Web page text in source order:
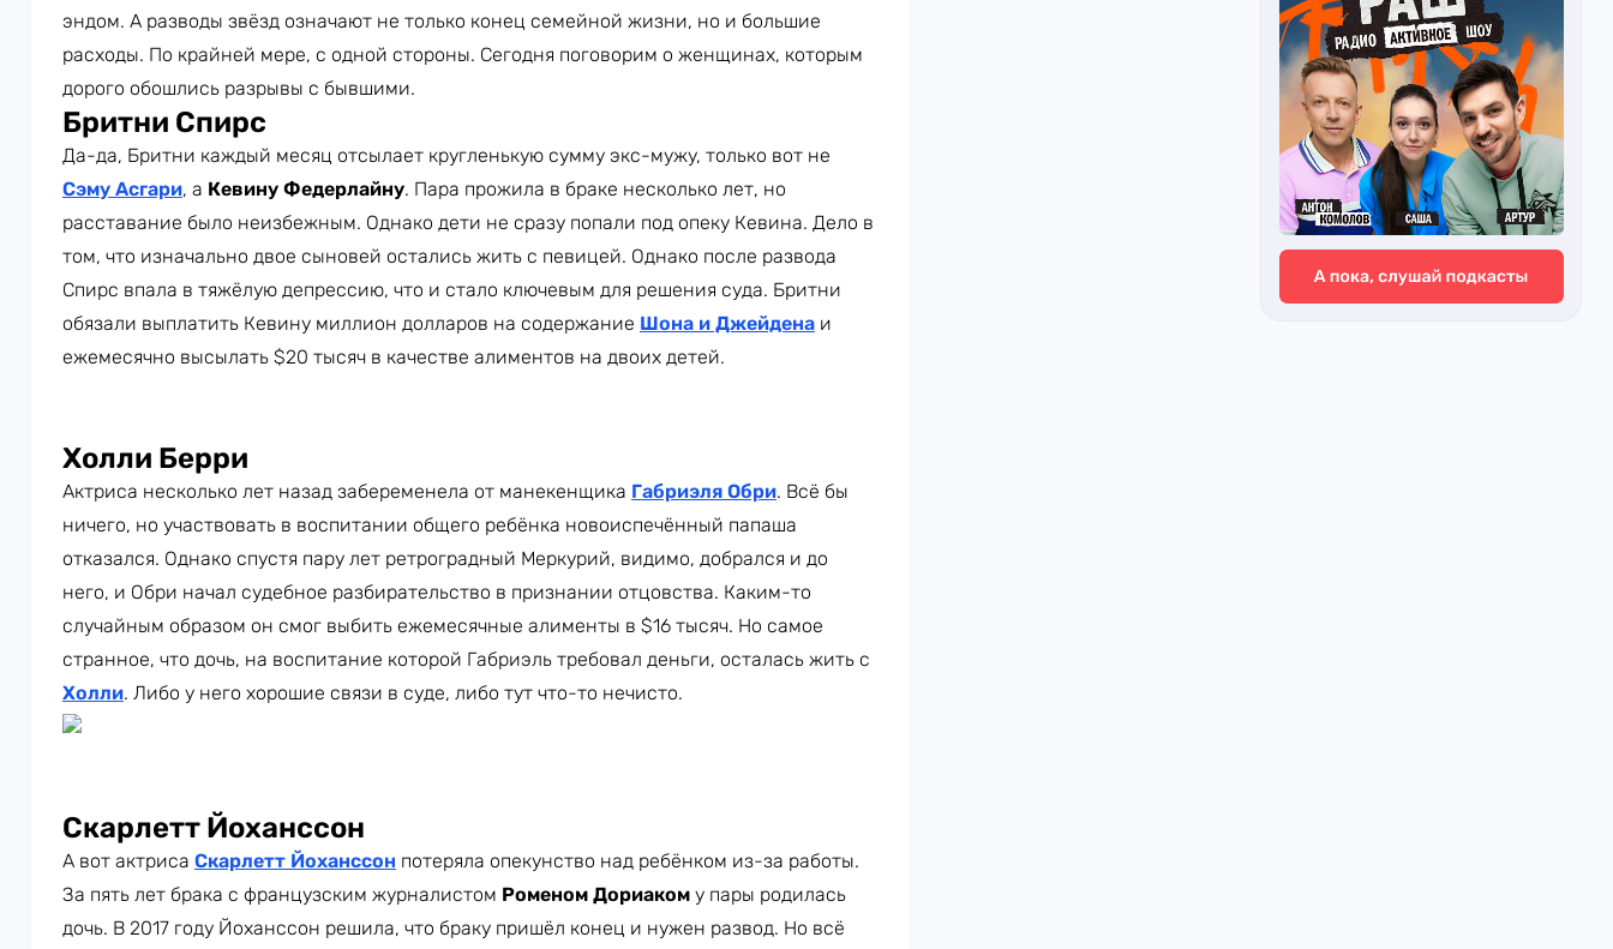
эндом. А разводы звёзд означают не только конец семейной жизни, но и большие
расходы. По крайней мере, с одной стороны. Сегодня поговорим о женщинах, которым
дорого обошлись разрывы с бывшими.
Бритни Спирс
Да-да, Бритни каждый месяц отсылает кругленькую сумму экс-мужу, только вот не
Сэму Асгари, а Кевину Федерлайну. Пара прожила в браке несколько лет, но
расставание было неизбежным. Однако дети не сразу попали под опеку Кевина. Дело в
том, что изначально двое сыновей остались жить с певицей. Однако после развода
Спирс впала в тяжёлую депрессию, что и стало ключевым для решения суда. Бритни
обязали выплатить Кевину миллион долларов на содержание Шона и Джейдена и
ежемесячно высылать $20 тысяч в качестве алиментов на двоих детей.
Холли Берри
Актриса несколько лет назад забеременела от манекенщика Габриэля Обри. Всё бы
ничего, но участвовать в воспитании общего ребёнка новоиспечённый папаша
отказался. Однако спустя пару лет ретроградный Меркурий, видимо, добрался и до
него, и Обри начал судебное разбирательство в признании отцовства. Каким-то
случайным образом он смог выбить ежемесячные алименты в $16 тысяч. Но самое
странное, что дочь, на воспитание которой Габриэль требовал деньги, осталась жить с
Холли. Либо у него хорошие связи в суде, либо тут что-то нечисто.
Скарлетт Йоханссон
А вот актриса Скарлетт Йоханссон потеряла опекунство над ребёнком из-за работы.
За пять лет брака с французским журналистом Роменом Дориаком у пары родилась
дочь. В 2017 году Йоханссон решила, что браку пришёл конец и нужен развод. Но всё